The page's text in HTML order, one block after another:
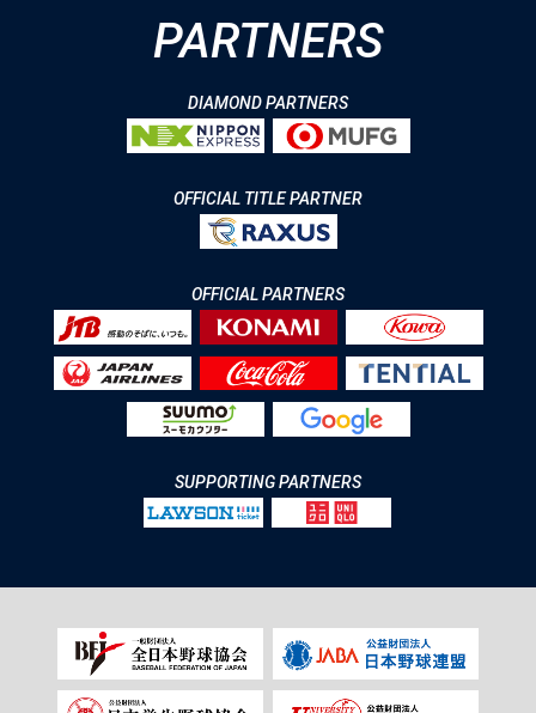
PARTNERS
DIAMOND PARTNERS
OFFICIAL TITLE PARTNER
OFFICIAL PARTNERS
SUPPORTING PARTNERS